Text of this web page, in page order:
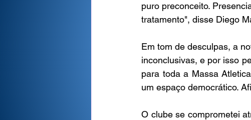
puro preconceito.
tratamento", disse Diego
Em tom de desculpas, a
inconclusivas, e por isso
para toda a Massa
um espaço democrático.
O clube se comprometei